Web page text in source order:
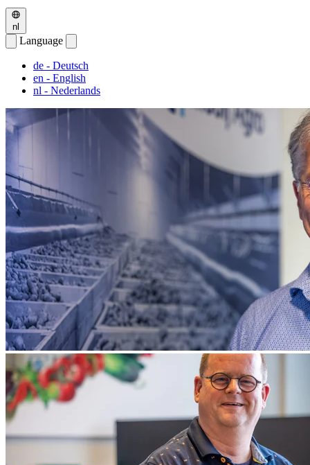
nl
Language
de - Deutsch
en - English
nl - Nederlands